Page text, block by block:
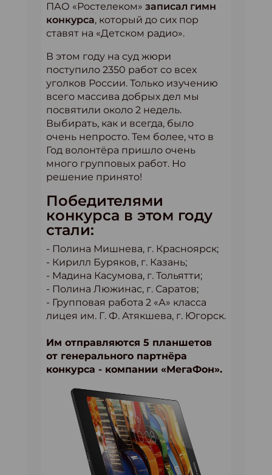
ПАО «Ростелеком» записал гимн
конкурса, который до сих пор
ставят на «Детском радио».
В этом году на суд жюри
поступило 2350 работ со всех
уголков России. Только изучению
всего массива добрых дел мы
посвятили около 2 недель.
Выбирать, как и всегда, было
очень непросто. Тем более, что в
Год волонтёра пришло очень
много групповых работ. Но
решение принято!
Победителями
конкурса в этом году
стали:
- Полина Мишнева, г. Красноярск;
- Кирилл Буряков, г. Казань;
- Мадина Касумова, г. Тольятти;
- Полина Люжинас, г. Саратов;
- Групповая работа 2 «А» класса
лицея им. Г. Ф. Атякшева, г. Югорск.
Им отправляются 5 планшетов
от генерального партнёра
конкурса - компании «МегаФон».